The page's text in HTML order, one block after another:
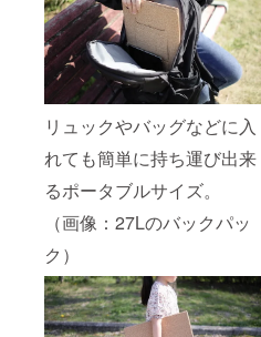
リュックやバッグなどに入
れても簡単に持ち運び出来
るポータブルサイズ。
（画像：27Lのバックパッ
ク）